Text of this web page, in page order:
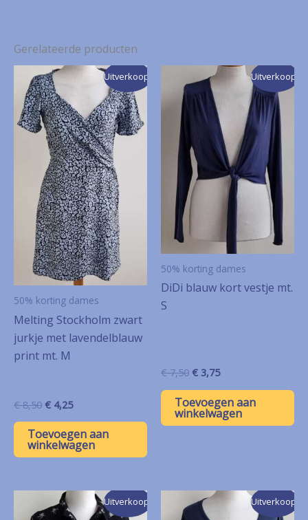
Gerelateerde producten
Uitverkoop!
50% korting dames
Melting Stockholm zwart
jurkje met lavendelblauw
print mt. M
€8,50 Oorspronkelijke
was:
€ 8,50.
€ 4,25Huidige
is:
€ 4,25.
Toevoegen aan
winkelwagen
Uitverkoop!
50% korting dames
DiDi blauw kort vestje mt.
S
€7,50 Oorspronkelijke
was:
€ 7,50.
€ 3,75Huidige
is:
€ 3,75.
Toevoegen aan
winkelwagen
Uitverkoop! Uitverkoop!